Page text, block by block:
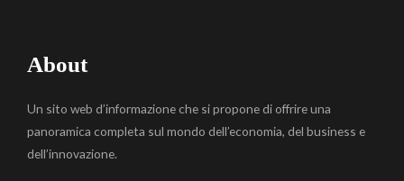
About
Un sito web d’informazione che si propone di offrire una
panoramica completa sul mondo dell’economia, del business e
dell’innovazione.